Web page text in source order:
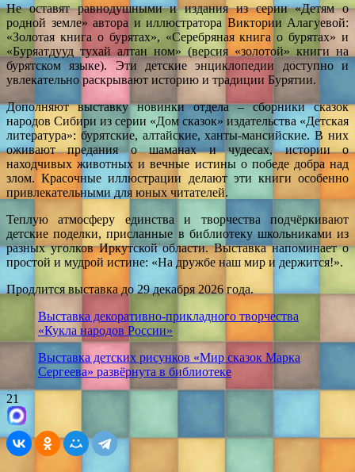
Не оставят равнодушными и издания из серии «Детям о
родной земле» автора и иллюстратора Виктории Алагуевой:
«Золотая книга о бурятах», «Серебряная книга о бурятах» и
«Буряатдууд тухай алтан ном» (версия «золотой» книги на
бурятском языке). Эти детские энциклопедии доступно и
увлекательно раскрывают историю и традиции Бурятии.
Дополняют выставку новинки отдела – сборники сказок
народов Сибири из серии «Дом сказок» издательства «Детская
литература»: бурятские, алтайские, ханты‑мансийские. В них
оживают предания о шаманах и чудесах, истории о
находчивых животных и вечные истины о победе добра над
злом. Красочные иллюстрации делают эти книги особенно
привлекательными для юных читателей.
Теплую атмосферу единства и творчества подчёркивают
детские поделки, присланные в библиотеку школьниками из
разных уголков Иркутской области. Выставка напоминает о
простой и мудрой истине: «На дружбе наш мир и держится!».
Продлится выставка до 29 декабря 2026 года.
Выставка декоративно-прикладного творчества
«Кукла народов России»
Выставка детских рисунков «Мир сказок Марка
Сергеева» развёрнута в библиотеке
21